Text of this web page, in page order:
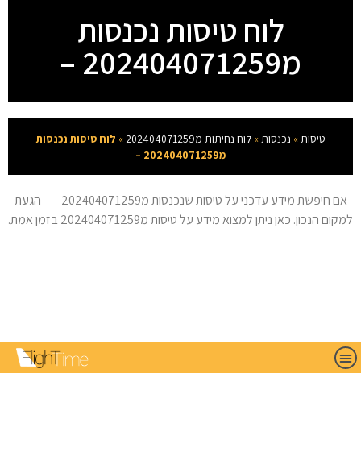
לוח טיסות נכנסות
מ202404071259 –
טיסות » נכנסות »לוח נחיתות מ202404071259 » לוח טיסות נכנסות
מ202404071259 –
אם חיפשת מידע עדכני על טיסות שנכנסות מ202404071259 – – הגעת
למקום הנכון. כאן ניתן למצוא מידע על טיסות מ202404071259 בזמן אמת.